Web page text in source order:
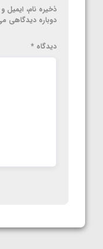
ذخیره نام، ایمیل
دوباره دیدگاهی
دیدگاه *